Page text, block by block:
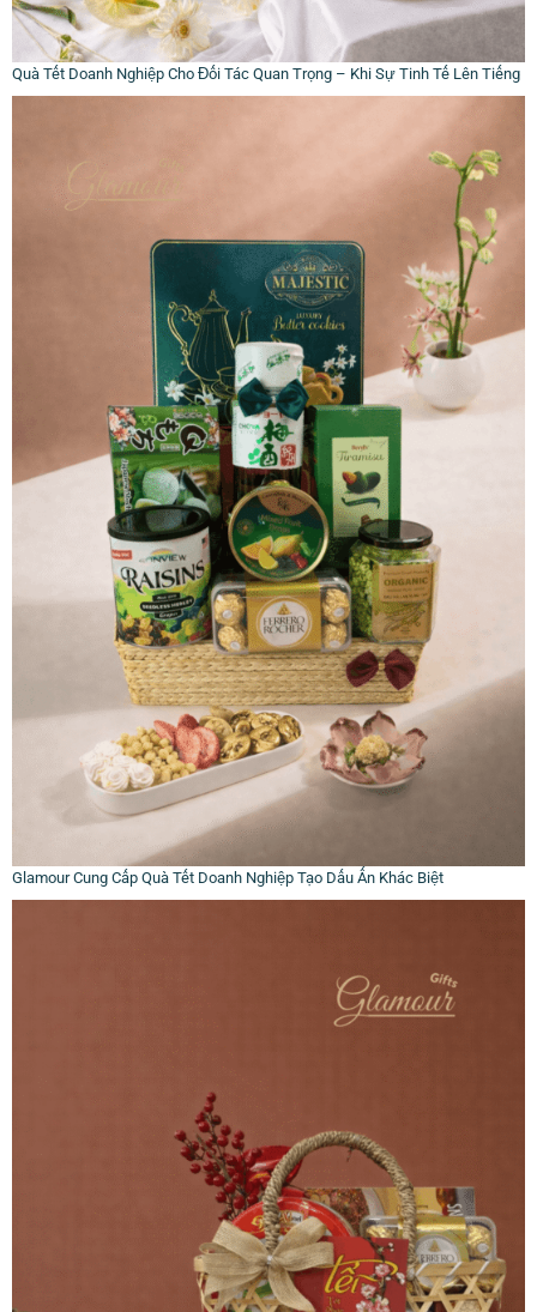
Quà Tết Doanh Nghiệp Cho Đối Tác Quan Trọng – Khi Sự Tinh Tế Lên Tiếng
Glamour Cung Cấp Quà Tết Doanh Nghiệp Tạo Dấu Ấn Khác Biệt